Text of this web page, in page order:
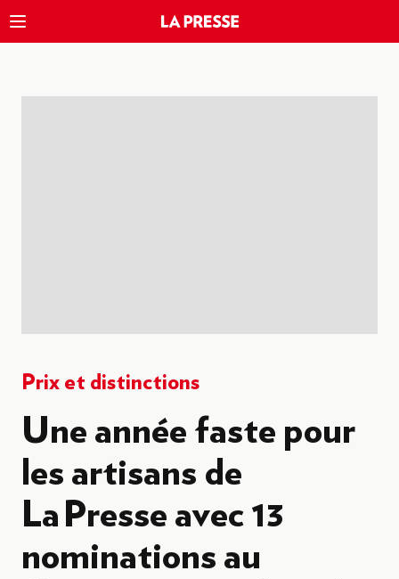
Prix et distinctions
Une année faste pour
les artisans de
La Presse avec 13
nominations au